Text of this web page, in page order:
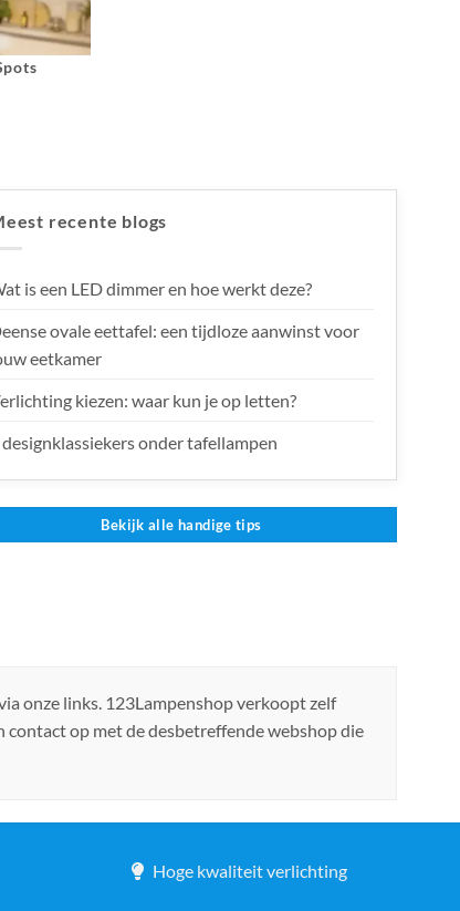
recente blogs
is een LED dimmer en hoe werkt deze?
ovale eettafel: een tijdloze aanwinst voor
eetkamer
kiezen: waar kun je op letten?
designklassiekers onder tafellampen
Bekijk alle handige tips
onze links. 123Lampenshop verkoopt zelf
op met de desbetreffende webshop die
Hoge kwaliteit verlichting